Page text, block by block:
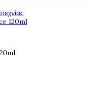
120ml